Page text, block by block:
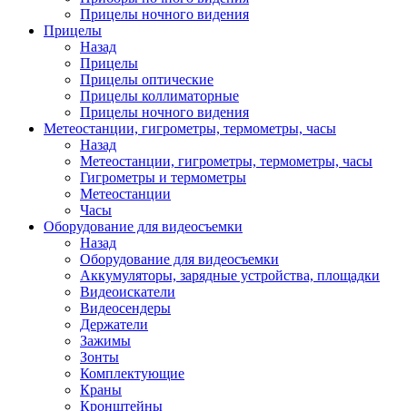
Прицелы ночного видения
Прицелы
Назад
Прицелы
Прицелы оптические
Прицелы коллиматорные
Прицелы ночного видения
Метеостанции, гигрометры, термометры, часы
Назад
Метеостанции, гигрометры, термометры, часы
Гигрометры и термометры
Метеостанции
Часы
Оборудование для видеосъемки
Назад
Оборудование для видеосъемки
Аккумуляторы, зарядные устройства, площадки
Видеоискатели
Видеосендеры
Держатели
Зажимы
Зонты
Комплектующие
Краны
Кронштейны